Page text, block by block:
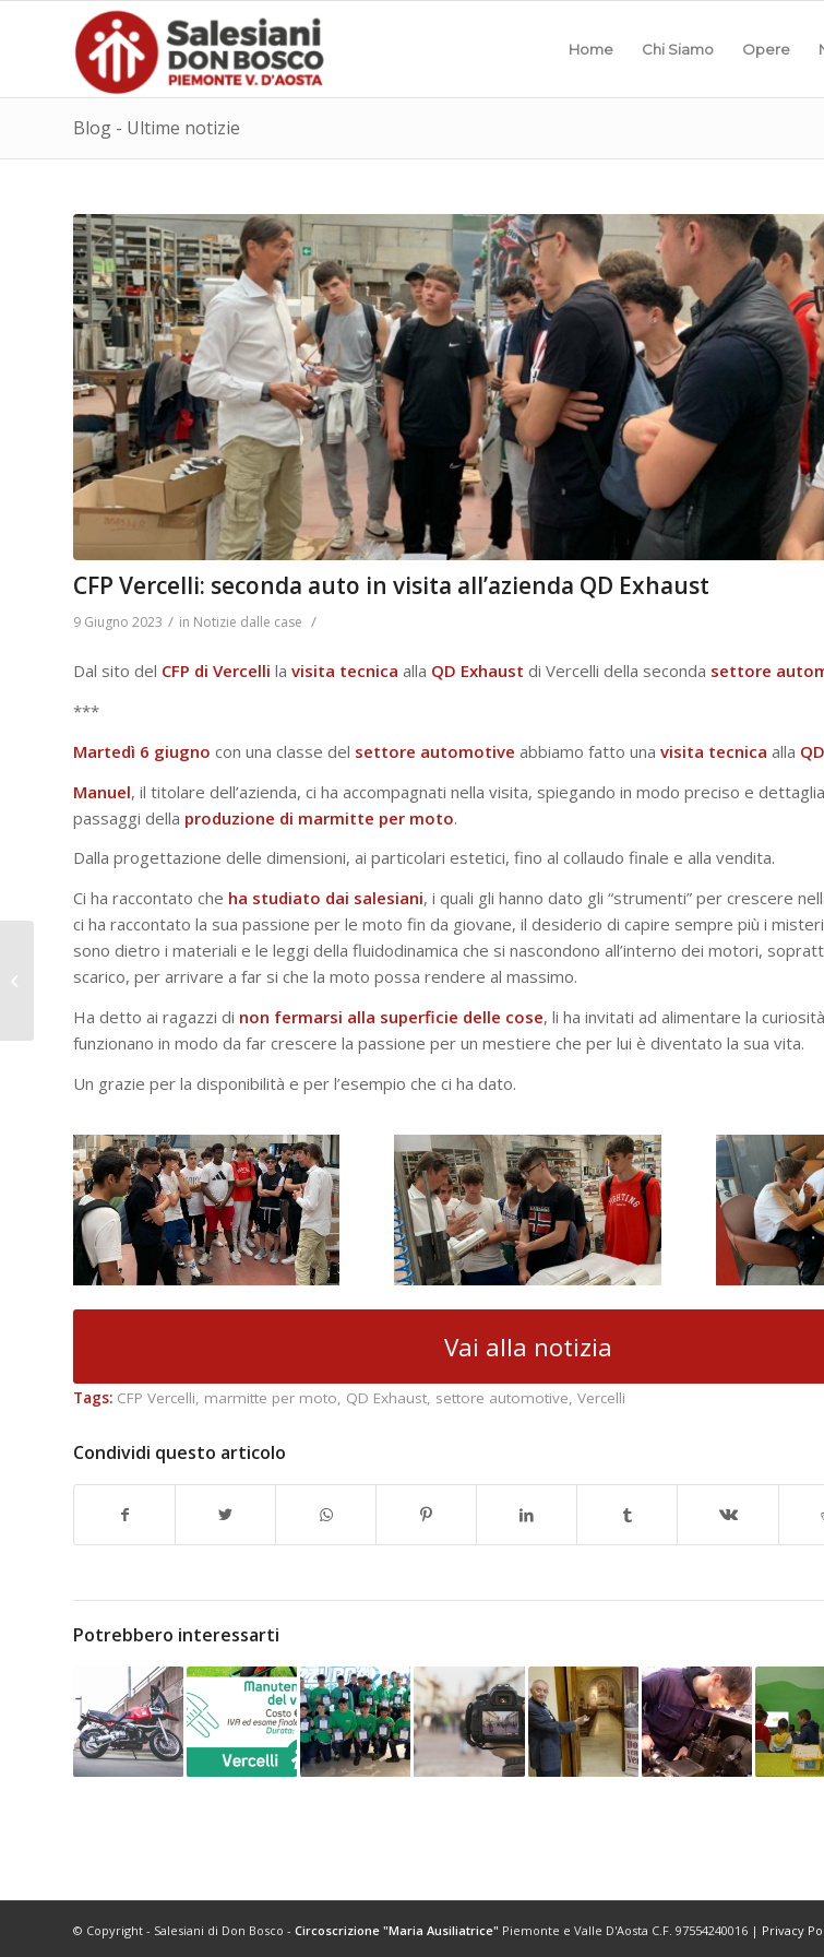
Home Chi Siamo Opere
Blog - Ultime notizie
CFP Vercelli: seconda auto in visita all’azienda QD Exhaust
9 Giugno 2023 / in Notizie dalle case /
Dal sito del CFP di Vercelli la visita tecnica alla QD Exhaust di Vercelli della seconda settore
***
Martedì 6 giugno con una classe del settore automotive abbiamo fatto una visita tecnica alla QD
Manuel, il titolare dell’azienda, ci ha accompagnati nella visita, spiegando in modo preciso e
passaggi della produzione di marmitte per moto.
Dalla progettazione delle dimensioni, ai particolari estetici, fino al collaudo finale e alla vendita.
Ci ha raccontato che ha studiato dai salesiani, i quali gli hanno dato gli “strumenti” per crescere
ci ha raccontato la sua passione per le moto fin da giovane, il desiderio di capire sempre più i
sono dietro i materiali e le leggi della fluidodinamica che si nascondono all’interno dei motori,
scarico, per arrivare a far si che la moto possa rendere al massimo.
Ha detto ai ragazzi di non fermarsi alla superficie delle cose, li ha invitati ad alimentare la
funzionano in modo da far crescere la passione per un mestiere che per lui è diventato la sua vita.
Un grazie per la disponibilità e per l’esempio che ci ha dato.
Vai alla notizia
Tags: CFP Vercelli, marmitte per moto, QD Exhaust, settore automotive, Vercelli
Condividi questo articolo
Potrebbero interessarti
© Copyright - Salesiani di Don Bosco - Circoscrizione "Maria Ausiliatrice" Piemonte e Valle D'Aosta C.F. 97554240016 | Privacy
Agnelli: aggiornamenti
dalle terze e quarte